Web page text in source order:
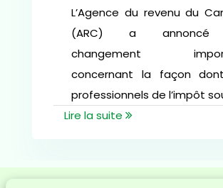
L’Agence du revenu du
(ARC) a
changement
concernant la façon
professionnels de l’impôt
Lire la suite